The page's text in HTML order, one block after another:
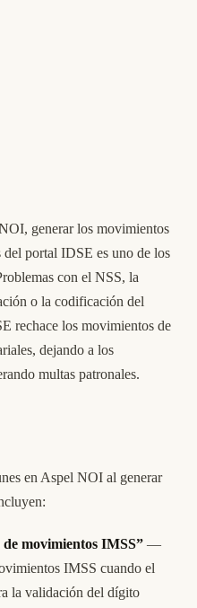
generar los movimientos
portal IDSE es uno de los
con el NSS, la
o la codificación del
rechace los movimientos de
dejando a los
multas patronales.
en Aspel NOI al generar
movimientos IMSS” —
IMSS cuando el
la validación del dígito